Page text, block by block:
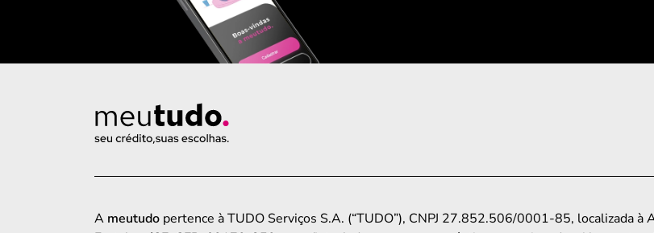
A meutudo pertence à TUDO Serviços S.A. (“TUDO”), CNPJ 27.852.506/0001-85, localizada à